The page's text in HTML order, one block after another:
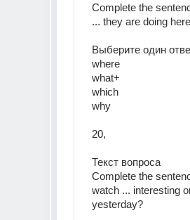
Complete the
... they are doing
Выберите один
where
what+
which
why
20,
Текст вопроса
Complete the
watch ... interesting
yesterday?